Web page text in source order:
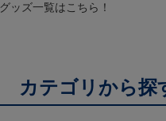
グッズ一覧はこちら！
カテゴリから探